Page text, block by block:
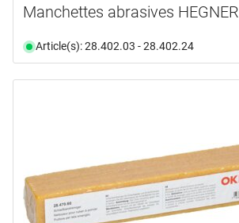
Manchettes abrasives HEGNER
Article(s): 28.402.03 - 28.402.24